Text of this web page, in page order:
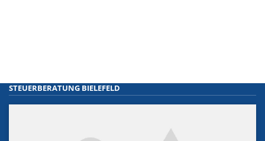
STEUERBERATUNG BIELEFELD